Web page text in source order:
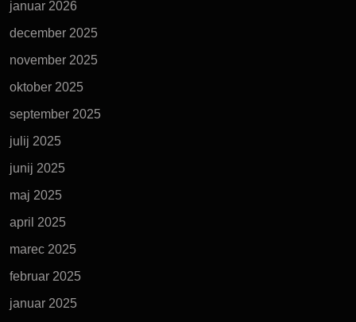
januar 2026
december 2025
november 2025
oktober 2025
september 2025
julij 2025
junij 2025
maj 2025
april 2025
marec 2025
februar 2025
januar 2025